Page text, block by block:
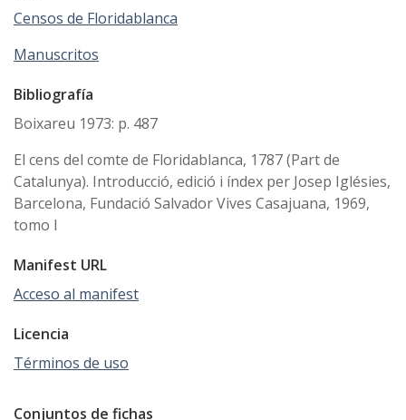
Censos de Floridablanca
Manuscritos
Bibliografía
Boixareu 1973: p. 487
El cens del comte de Floridablanca, 1787 (Part de
Catalunya). Introducció, edició i índex per Josep Iglésies,
Barcelona, Fundació Salvador Vives Casajuana, 1969,
tomo I
Manifest URL
Acceso al manifest
Licencia
Términos de uso
Conjuntos de fichas